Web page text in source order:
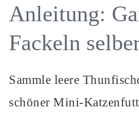
Anleitung:
Fackeln
Sammle leere
schöner Mini-